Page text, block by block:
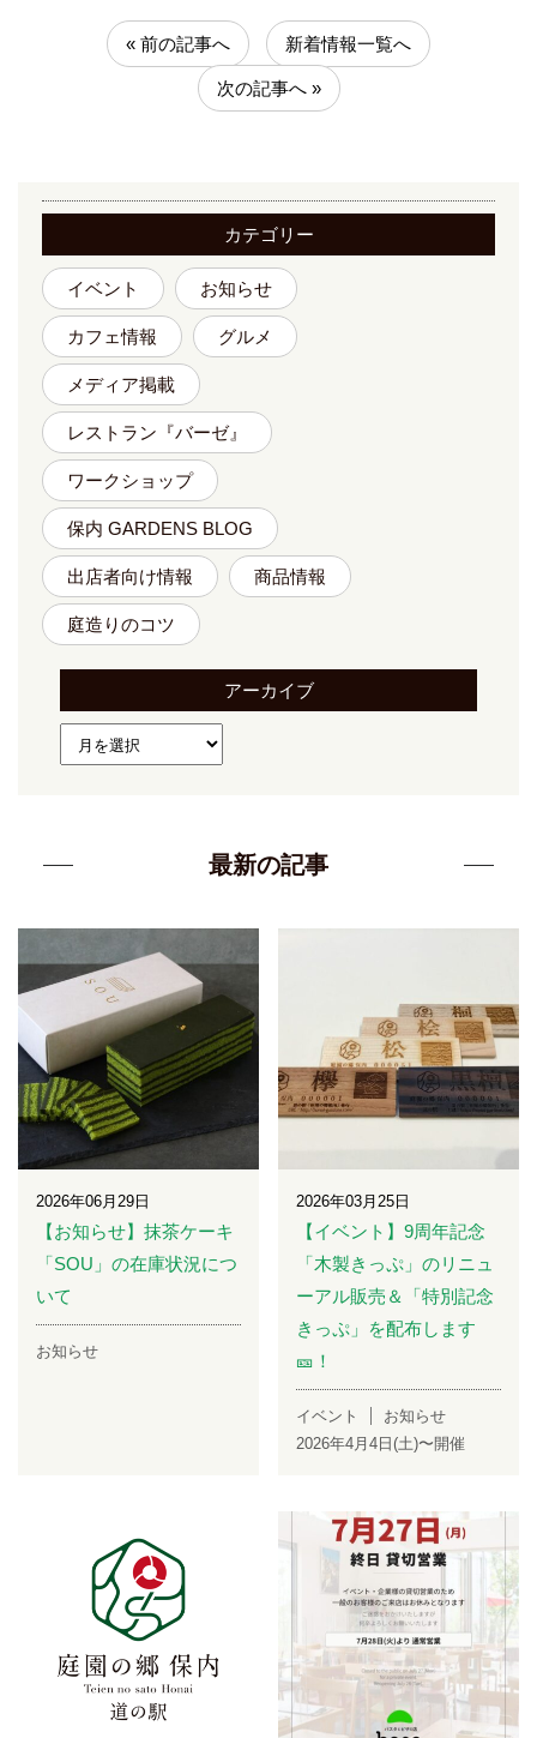
« 前の記事へ 新着情報一覧へ
次の記事へ »
カテゴリー
イベント お知らせ
カフェ情報 グルメ
メディア掲載
レストラン『バーゼ』
ワークショップ
保内 GARDENS BLOG
出店者向け情報 商品情報
庭造りのコツ
アーカイブ
最新の記事
2026年06月29日
【お知らせ】抹茶ケーキ
「SOU」の在庫状況につ
いて
お知らせ
2026年03月25日
【イベント】9周年記念
「木製きっぷ」のリニュ
ーアル販売＆「特別記念
きっぷ」を配布します
🎫！
イベント
お知らせ
2026年4月4日(土)〜開催